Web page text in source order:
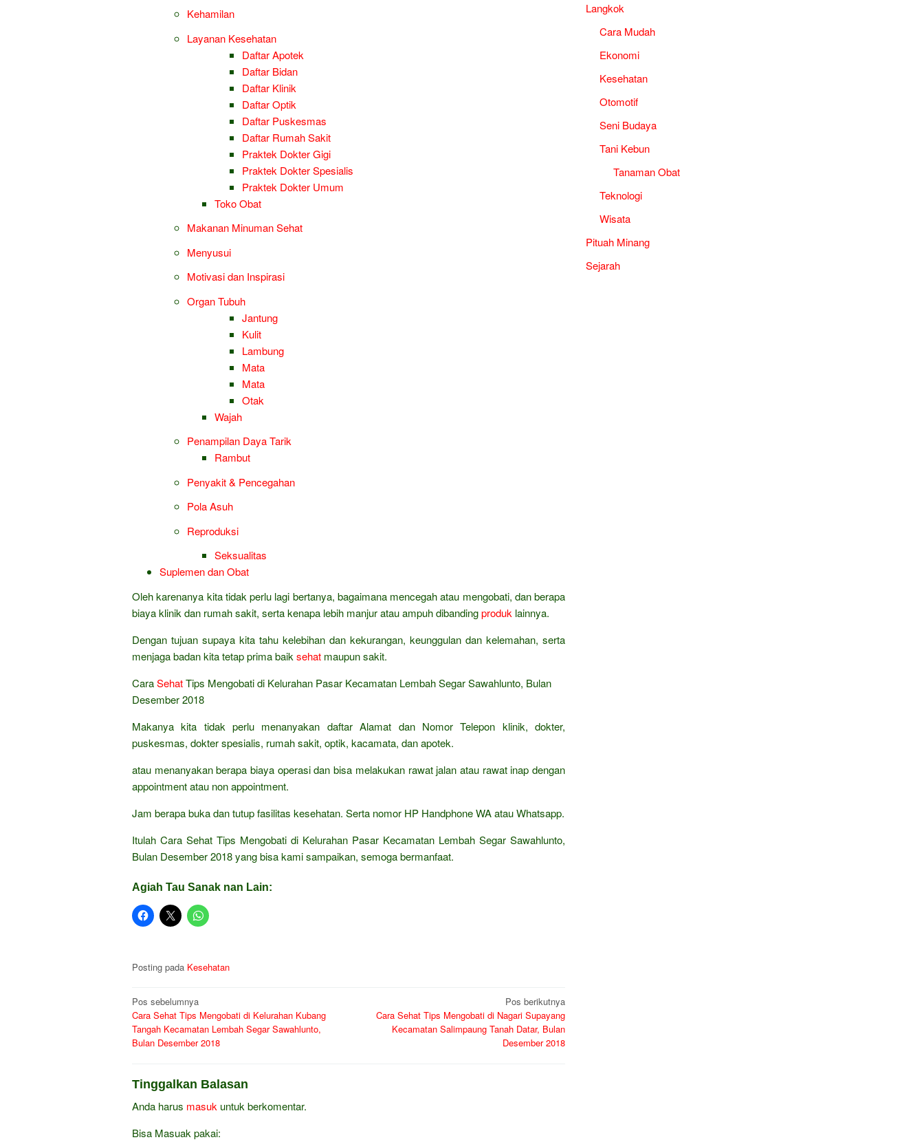
Kehamilan
Layanan Kesehatan
Daftar Apotek
Daftar Bidan
Daftar Klinik
Daftar Optik
Daftar Puskesmas
Daftar Rumah Sakit
Praktek Dokter Gigi
Praktek Dokter Spesialis
Praktek Dokter Umum
Toko Obat
Makanan Minuman Sehat
Menyusui
Motivasi dan Inspirasi
Organ Tubuh
Jantung
Kulit
Lambung
Mata
Mata
Otak
Wajah
Penampilan Daya Tarik
Rambut
Penyakit & Pencegahan
Pola Asuh
Reproduksi
Seksualitas
Suplemen dan Obat
Oleh karenanya kita tidak perlu lagi bertanya, bagaimana mencegah atau mengobati, dan berapa
biaya klinik dan rumah sakit, serta kenapa lebih manjur atau ampuh dibandingproduk lainnya.
Dengan tujuan supaya kita tahu kelebihan dan kekurangan, keunggulan dan kelemahan, serta
menjaga badan kita tetap prima baik sehat maupun sakit.
CaraSehatTips Mengobati di Kelurahan Pasar Kecamatan Lembah Segar Sawahlunto, Bulan
Desember 2018
Makanya kita tidak perlu menanyakan daftar Alamat dan Nomor Telepon klinik, dokter,
puskesmas, dokter spesialis, rumah sakit, optik, kacamata, dan apotek.
atau menanyakan berapa biaya operasi dan bisa melakukan rawat jalan atau rawat inap dengan
appointment atau non appointment.
Jam berapa buka dan tutup fasilitas kesehatan. Serta nomor HP Handphone WA atau Whatsapp.
Itulah Cara Sehat Tips Mengobati di Kelurahan Pasar Kecamatan Lembah Segar Sawahlunto,
Bulan Desember 2018 yang bisa kami sampaikan, semoga bermanfaat.
Agiah Tau Sanak nan Lain:
Posting pada Kesehatan
Navigasi
pos
Pos sebelumnya
Cara Sehat Tips Mengobati di Kelurahan Kubang
Tangah Kecamatan Lembah Segar Sawahlunto,
Bulan Desember 2018
Pos berikutnya
Cara Sehat Tips Mengobati di Nagari Supayang
Kecamatan Salimpaung Tanah Datar, Bulan
Desember 2018
Tinggalkan Balasan
Anda harus masuk untuk berkomentar.
Bisa Masuak pakai:
Langkok
Cara Mudah
Ekonomi
Kesehatan
Otomotif
Seni Budaya
Tani Kebun
Tanaman Obat
Teknologi
Wisata
Pituah Minang
Sejarah